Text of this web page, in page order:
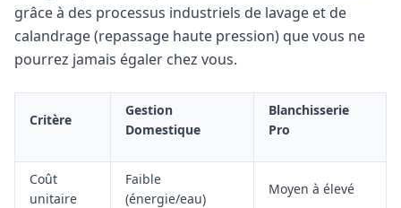
grâce à des processus industriels de lavage et de
calandrage (repassage haute pression) que vous ne
pourrez jamais égaler chez vous.
Critère
Gestion
Domestique
Blanchisserie
Pro
Coût
unitaire
Faible
(énergie/eau)
Moyen à élevé